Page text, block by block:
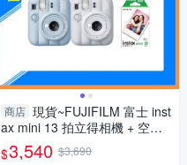
商店 現貨~FUJIFILM 富士 inst
ax mini 13 拍立得相機 + 空白
底片20張(mini13,公司貨)
$3,540 $3,690